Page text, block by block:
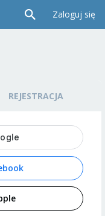
Zaloguj się
REJESTRACJA